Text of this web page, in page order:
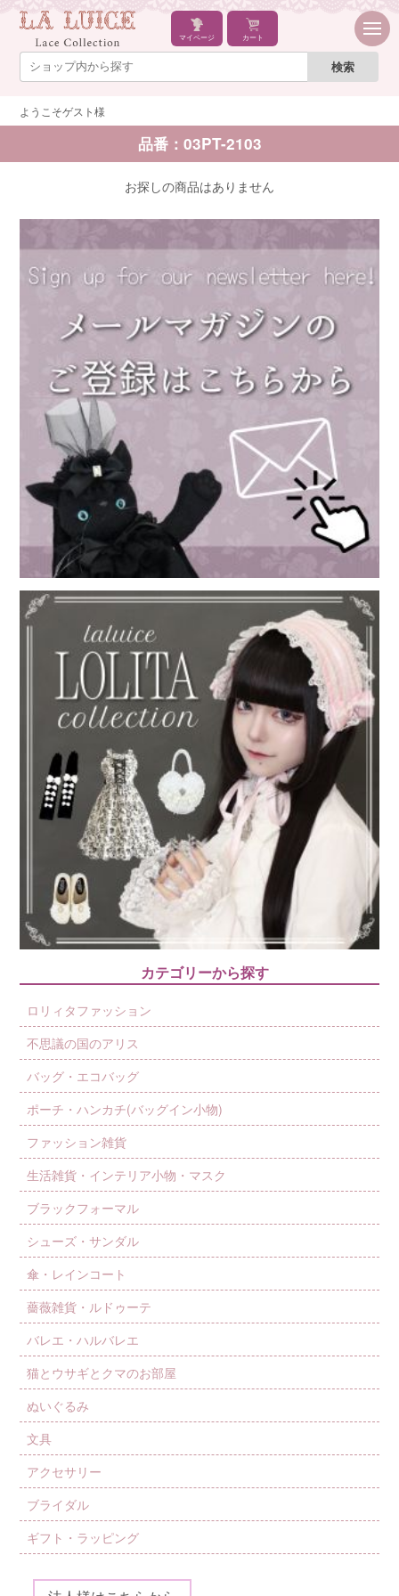
マイページ カート
ようこそゲスト様
品番：03PT-2103
お探しの商品はありません
カテゴリーから探す
ロリィタファッション
不思議の国のアリス
バッグ・エコバッグ
ポーチ・ハンカチ(バッグイン小物)
ファッション雑貨
生活雑貨・インテリア小物・マスク
ブラックフォーマル
シューズ・サンダル
傘・レインコート
薔薇雑貨・ルドゥーテ
バレエ・ハルバレエ
猫とウサギとクマのお部屋
ぬいぐるみ
文具
アクセサリー
ブライダル
ギフト・ラッピング